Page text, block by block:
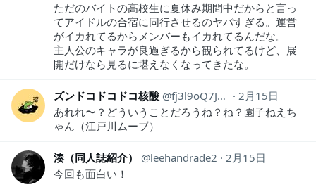
ただのバイトの高校生に夏休み期間中だからと言っ
てアイドルの合宿に同行させるのヤバすぎる。運営
がイカれてるからメンバーもイカれてるんだな。
主人公のキャラが良過ぎるから観られてるけど、展
開だけなら見るに堪えなくなってきたな。
ズンドコドコドコ核酸 fj3l9oQ7JBT8B3I
2月15日
あれれ〜？どういうことだろうね？ね？園子ねえち
ゃん（江戸川ムーブ）
湊（同人誌紹介） leehandrade2
2月15日
今回も面白い！